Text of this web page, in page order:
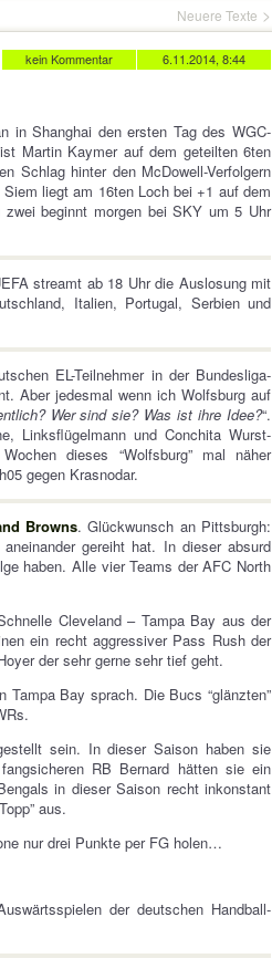
Neuere Texte
6.11.2014, 8:44
kein Kommentar
in Shanghai den ersten Tag des WGC-
Martin Kaymer auf dem geteilten 6ten
Schlag hinter den McDowell-Verfolgern
liegt am 16ten Loch bei +1 auf dem
beginnt morgen bei SKY um 5 Uhr
streamt ab 18 Uhr die Auslosung mit
Italien, Portugal, Serbien und
EL-Teilnehmer in der Bundesliga-
Aber jedesmal wenn ich Wolfsburg auf
Wer sind sie? Was ist ihre Idee?“.
Linksflügelmann und Conchita Wurst-
dieses “Wolfsburg” mal näher
gegen Krasnodar.
Browns. Glückwunsch an Pittsburgh:
gereiht hat. In dieser absurd
haben. Alle vier Teams der AFC North
Cleveland – Tampa Bay aus der
ein recht aggressiver Pass Rush der
der sehr gerne sehr tief geht.
Bay sprach. Die Bucs “glänzten”
sein. In dieser Saison haben sie
RB Bernard hätten sie ein
in dieser Saison recht inkonstant
aus.
nur drei Punkte per FG holen…
der deutschen Handball-